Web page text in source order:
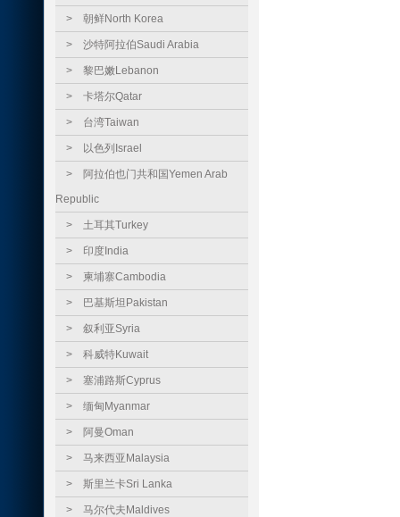
> 朝鲜North Korea
> 沙特阿拉伯Saudi Arabia
> 黎巴嫩Lebanon
> 卡塔尔Qatar
> 台湾Taiwan
> 以色列Israel
> 阿拉伯也门共和国Yemen Arab
Republic
> 土耳其Turkey
> 印度India
> 柬埔寨Cambodia
> 巴基斯坦Pakistan
> 叙利亚Syria
> 科威特Kuwait
> 塞浦路斯Cyprus
> 缅甸Myanmar
> 阿曼Oman
> 马来西亚Malaysia
> 斯里兰卡Sri Lanka
> 马尔代夫Maldives